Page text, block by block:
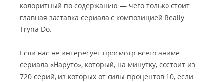
колоритный по содержанию — чего только стоит
главная заставка сериала с композицией Really
Tryna Do.
Если вас не интересует просмотр всего аниме-
сериала «Наруто», который, на минутку, состоит из
720 серий, из которых от силы процентов 10, если